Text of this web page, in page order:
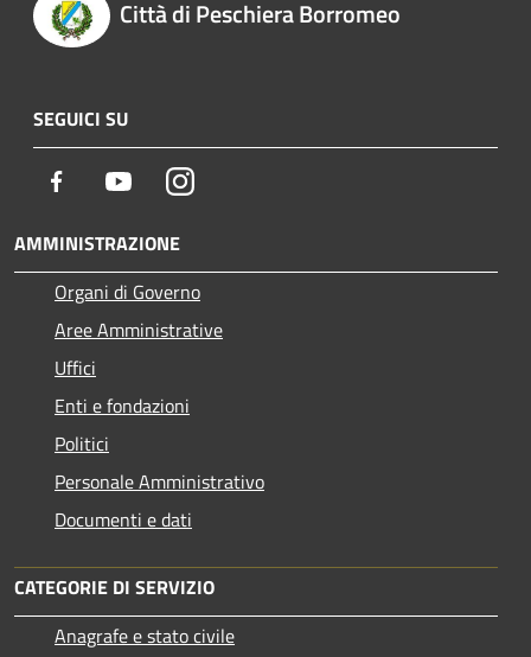
Città di Peschiera Borromeo
SEGUICI SU
Facebook YoutubeInstagram
AMMINISTRAZIONE
Organi di Governo
Aree Amministrative
Uffici
Enti e fondazioni
Politici
Personale Amministrativo
Documenti e dati
CATEGORIE DI SERVIZIO
Anagrafe e stato civile